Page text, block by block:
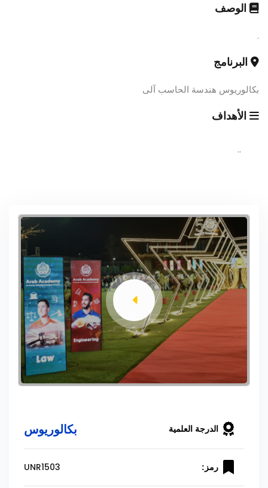
الوصف
.
البرنامج
بكالوريوس هندسة الحاسب آلى
الأهداف
..
الدرجة العلمية بكالوريوس
رمز: UNR1503